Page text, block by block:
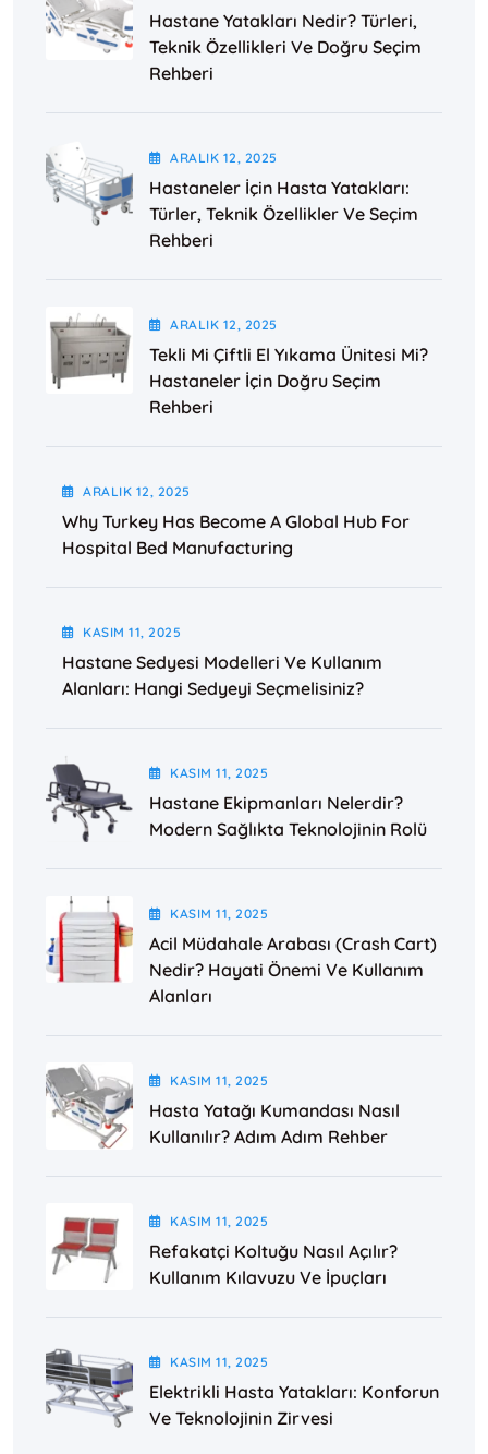
Hastane Yatakları Nedir? Türleri,
Teknik Özellikleri Ve Doğru Seçim
Rehberi
ARALIK 12 , 2025
Hastaneler İçin Hasta Yatakları:
Türler, Teknik Özellikler Ve Seçim
Rehberi
ARALIK 12 , 2025
Tekli Mi Çiftli El Yıkama Ünitesi Mi?
Hastaneler İçin Doğru Seçim
Rehberi
ARALIK 12 , 2025
Why Turkey Has Become A Global Hub For
Hospital Bed Manufacturing
KASIM11 , 2025
Hastane Sedyesi Modelleri Ve Kullanım
Alanları: Hangi Sedyeyi Seçmelisiniz?
KASIM11 , 2025
Hastane Ekipmanları Nelerdir?
Modern Sağlıkta Teknolojinin Rolü
KASIM11 , 2025
Acil Müdahale Arabası (Crash Cart)
Nedir? Hayati Önemi Ve Kullanım
Alanları
KASIM11 , 2025
Hasta Yatağı Kumandası Nasıl
Kullanılır? Adım Adım Rehber
KASIM11 , 2025
Refakatçi Koltuğu Nasıl Açılır?
Kullanım Kılavuzu Ve İpuçları
KASIM11 , 2025
Elektrikli Hasta Yatakları: Konforun
Ve Teknolojinin Zirvesi